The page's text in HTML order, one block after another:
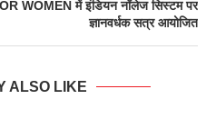
WOMEN में इंडियन नॉलेज सिस्टम पर
ज्ञानवर्धक सत्र आयोजित
ALSO LIKE